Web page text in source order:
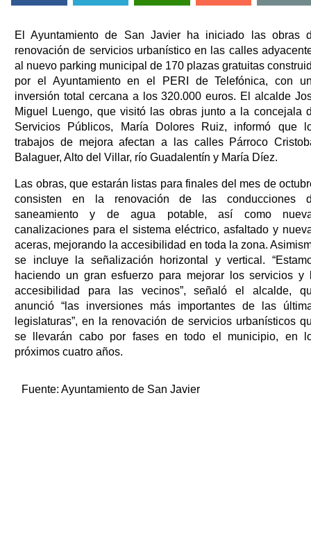
El Ayuntamiento de San Javier ha iniciado las obras
renovación de servicios urbanístico en las calles
al nuevo parking municipal de 170 plazas gratuitas
por el Ayuntamiento en el PERI de Telefónica, con
inversión total cercana a los 320.000 euros. El alcalde
Miguel Luengo, que visitó las obras junto a la concejala
Servicios Públicos, María Dolores Ruiz, informó que
trabajos de mejora afectan a las calles Párroco
Balaguer, Alto del Villar, río Guadalentín y María Díez.
Las obras, que estarán listas para finales del mes de
consisten en la renovación de las conducciones
saneamiento y de agua potable, así como
canalizaciones para el sistema eléctrico, asfaltado y
aceras, mejorando la accesibilidad en toda la zona.
se incluye la señalización horizontal y vertical.
haciendo un gran esfuerzo para mejorar los servicios y
accesibilidad para las vecinos”, señaló el alcalde,
anunció “las inversiones más importantes de las
legislaturas”, en la renovación de servicios urbanísticos
se llevarán cabo por fases en todo el municipio, en
próximos cuatro años.
Fuente: Ayuntamiento de San Javier